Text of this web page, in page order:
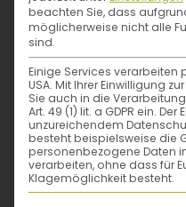
mehr
damit auch einen
Zukunft, Klima und
Und jetzt: selber
Dschungelgrün
beachten Sie, dass
möglicherweise nicht alle
sind.
Einige Services
USA. Mit Ihrer Einwilligung
Sie auch in die
Art. 49 (1) lit. a GDPR ein.
unzureichendem
besteht beispielsweise die
personenbezogene Daten
verarbeiten, ohne dass für
Klagemöglichkeit besteht.